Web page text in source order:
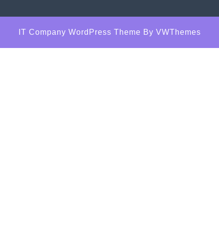
IT Company WordPress Theme By VWThemes